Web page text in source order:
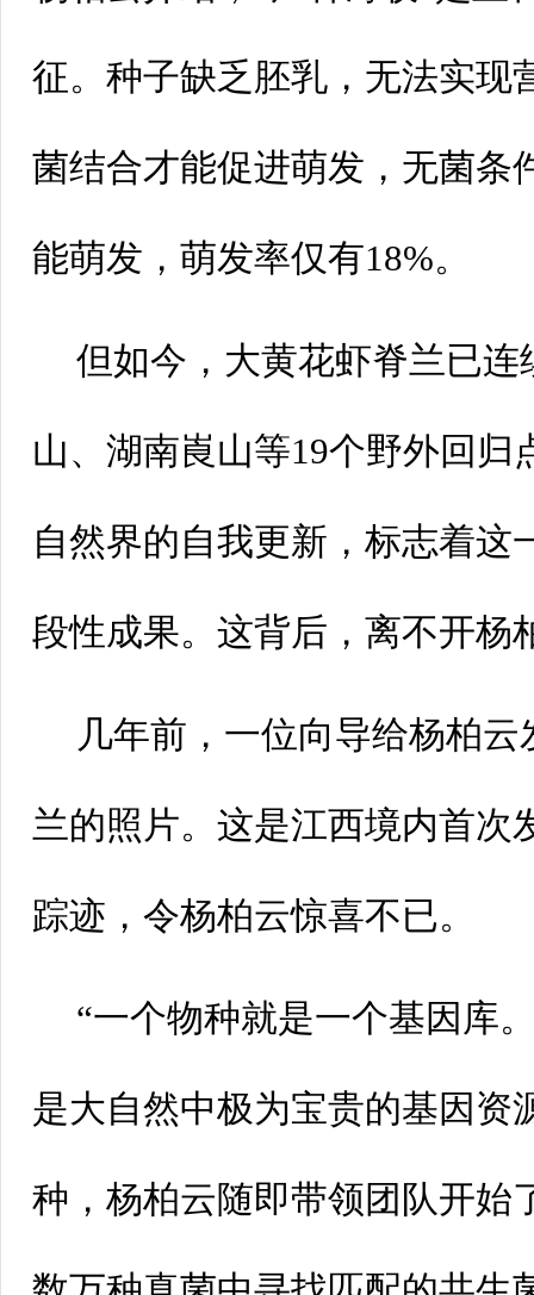
征。种子缺乏胚乳，无法实现
菌结合才能促进萌发，无菌条
能萌发，萌发率仅有18%。
但如今，大黄花虾脊兰已
山、湖南崀山等19个野外回归
自然界的自我更新，标志着这
段性成果。这背后，离不开杨
几年前，一位向导给杨柏
兰的照片。这是江西境内首次
踪迹，令杨柏云惊喜不已。
“一个物种就是一个基因库
是大自然中极为宝贵的基因资
种，杨柏云随即带领团队开始